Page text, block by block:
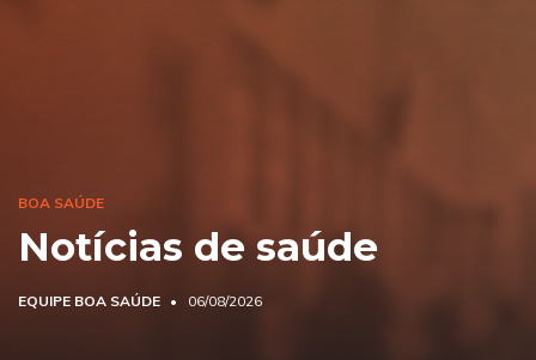
BOA SAÚDE
Notícias de saúde
EQUIPE BOA SAÚDE 06/08/2026